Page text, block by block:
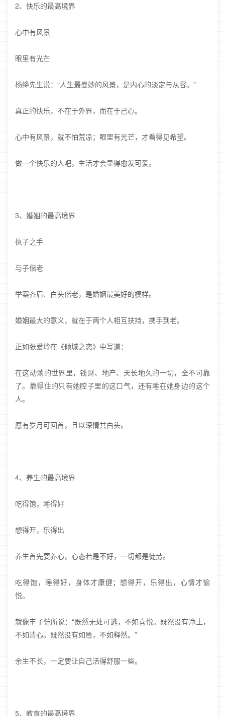
2、快乐的最高境界
心中有风景
眼里有光芒
杨绛先生说：“人生最曼妙的风景，是内心的淡定与从容。”
真正的快乐，不在于外界，而在于己心。
心中有风景，就不怕荒凉；眼里有光芒，才看得见希望。
做一个快乐的人吧，生活才会显得愈发可爱。
3、婚姻的最高境界
执子之手
与子偕老
举案齐眉、白头偕老，是婚姻最美好的模样。
婚姻最大的意义，就在于两个人相互扶持，携手到老。
正如张爱玲在《倾城之恋》中写道：
在这动荡的世界里，钱财、地产、天长地久的一切，全不可靠
了。靠得住的只有她腔子里的这口气，还有睡在她身边的这个
人。
愿有岁月可回首，且以深情共白头。
4、养生的最高境界
吃得饱，睡得好
想得开，乐得出
养生首先要养心，心态若是不好，一切都是徒劳。
吃得饱，睡得好，身体才康健；想得开，乐得出，心情才愉
悦。
就像丰子恺所说：“既然无处可逃，不如喜悦。既然没有净土，
不如清心。既然没有如愿，不如释然。”
余生不长，一定要让自己活得舒服一些。
5、教育的最高境界